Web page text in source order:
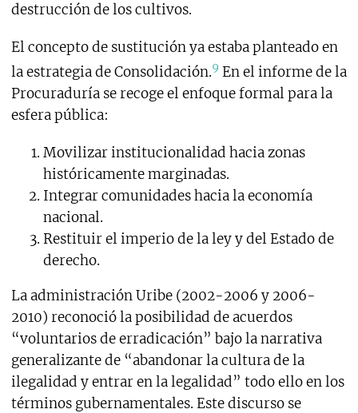
destrucción de los cultivos.
El concepto de sustitución ya estaba planteado en
la estrategia de Consolidación.9En el informe de la
Procuraduría se recoge el enfoque formal para la
esfera pública:
Movilizar institucionalidad hacia zonas
históricamente marginadas.
Integrar comunidades hacia la economía
nacional.
Restituir el imperio de la ley y del Estado de
derecho.
La administración Uribe (2002-2006 y 2006-
2010) reconoció la posibilidad de acuerdos
“voluntarios de erradicación” bajo la narrativa
generalizante de “abandonar la cultura de la
ilegalidad y entrar en la legalidad” todo ello en los
términos gubernamentales. Este discurso se